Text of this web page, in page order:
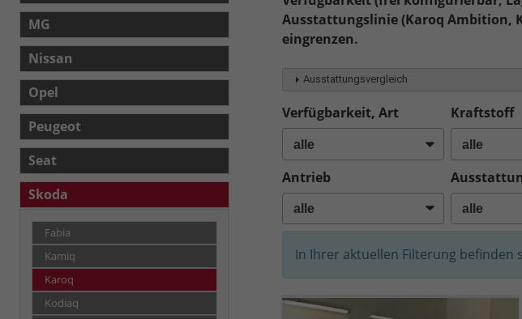
Ausstattungslinie (Karoq Ambition,
eingrenzen.
Ausstattungsvergleich
Verfügbarkeit, Art Kraftstoff
Antrieb
In Ihrer aktuellen Filterung befinden
MG
Nissan
Opel
Peugeot
Seat
Skoda
Fabia
Kamiq
Karoq
Kodiaq